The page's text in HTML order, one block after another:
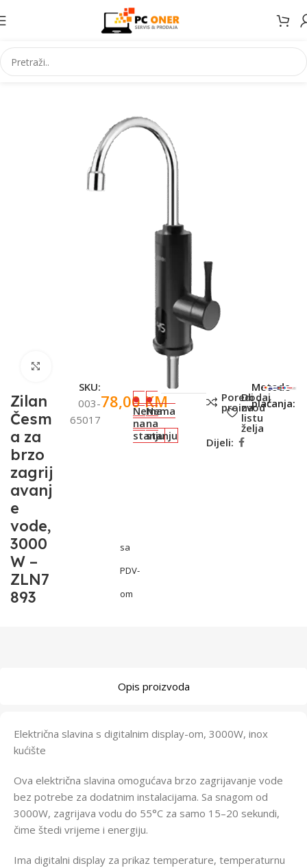
Početna Ostalo
Zilan
Česm
a za
brzo
zagrij
avanj
e
vode,
3000
W –
ZLN7
893
SKU:
003-
65017
78,00KM
sa
PDV-
om
Nema
na
stanju
Nema
na
stanju
Poredi
proizvod
Dodaj
na
listu
želja
Dijeli:
Metode
plaćanja:
Opis proizvoda
Električna slavina s digitalnim display-om, 3000W, inox
kućište
Ova električna slavina omogućava brzo zagrijavanje vode
bez potrebe za dodatnim instalacijama. Sa snagom od
3000W, zagrijava vodu do 55°C za samo 15–20 sekundi,
čime štedi vrijeme i energiju.
Ima digitalni display za prikaz temperature, temperaturnu